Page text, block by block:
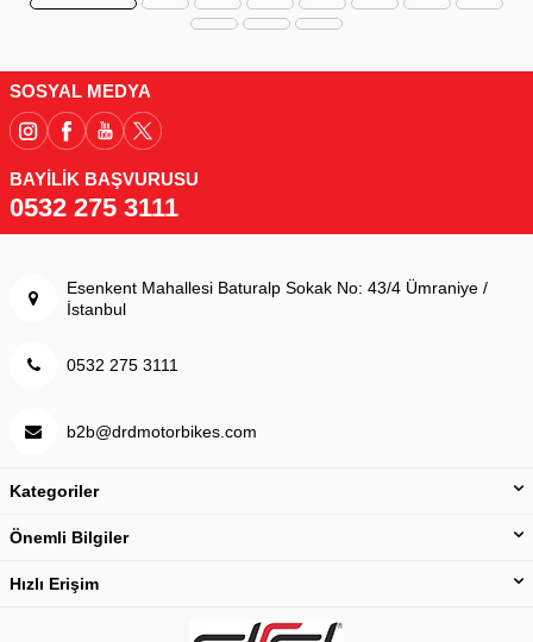
SOSYAL MEDYA
BAYİLİK BAŞVURUSU
0532 275 3111
Esenkent Mahallesi Baturalp Sokak No: 43/4 Ümraniye /
İstanbul
0532 275 3111
b2b@drdmotorbikes.com
Kategoriler
Önemli Bilgiler
Hızlı Erişim